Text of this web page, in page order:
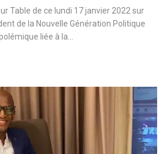
Table de ce lundi 17 janvier 2022 sur
de la Nouvelle Génération Politique
liée à la…